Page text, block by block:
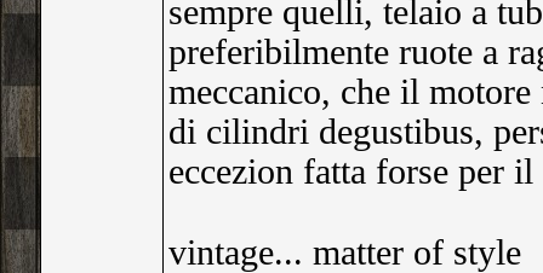
sempre quelli, telaio a
preferibilmente ruote a
meccanico, che il
di cilindri degustibus,
eccezion fatta forse per
vintage... matter of style